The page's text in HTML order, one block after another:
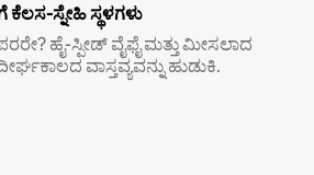
ಸ್ನೇಹಿ ಸ್ಥಳಗಳು
ಹೈ-ಸ್ಪೀಡ್ ವೈಫೈ ಮತ್ತು ಮೀಸಲಾದ
ವಾಸ್ತವ್ಯವನ್ನು ಹುಡುಕಿ.